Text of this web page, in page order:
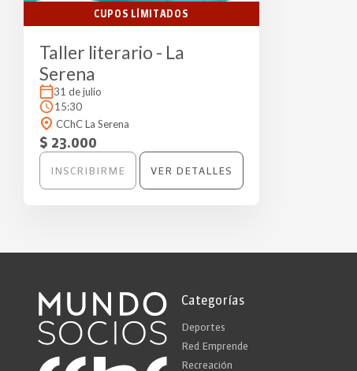
CUPOS LÍMITADOS
Taller literario - La
Serena
31 de julio
15:30
CChC La Serena
$ 23.000
INSCRIBIRME VER DETALLES
Categorías
Deportes
Red Emprende
Recreación